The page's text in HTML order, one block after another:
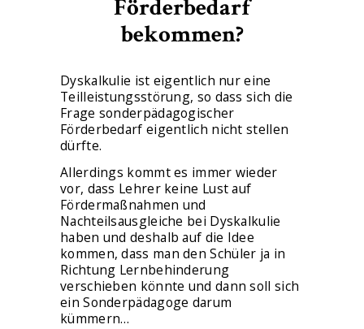
Förderbedarf
bekommen?
Dyskalkulie ist eigentlich nur eine
Teilleistungsstörung, so dass sich die
Frage sonderpädagogischer
Förderbedarf eigentlich nicht stellen
dürfte.
Allerdings kommt es immer wieder
vor, dass Lehrer keine Lust auf
Fördermaßnahmen und
Nachteilsausgleiche bei Dyskalkulie
haben und deshalb auf die Idee
kommen, dass man den Schüler ja in
Richtung Lernbehinderung
verschieben könnte und dann soll sich
ein Sonderpädagoge darum
kümmern…